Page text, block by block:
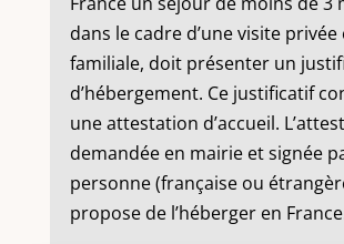
dans le cadre d’une visite privée
familiale, doit présenter un
d’hébergement. Ce justificatif
une attestation d’accueil.
demandée en mairie et signée
personne (française ou
propose de l’héberger en